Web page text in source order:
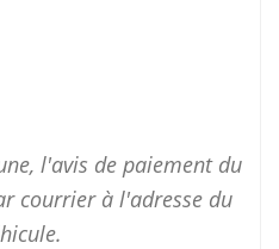
l'avis de paiement du
courrier à l'adresse du